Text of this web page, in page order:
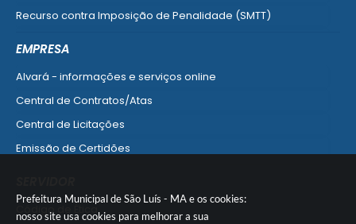
Prefeitura Municipal de São Luís - MA e os cookies:
nosso site usa cookies para melhorar a sua
Recurso contra Imposição de Penalidade (SMTT)
EMPRESA
Alvará - informações e serviços online
Central de Contratos/Atas
Central de Licitações
Emissão de Certidões
Ver mais serviços para Empresa
Código de Ética